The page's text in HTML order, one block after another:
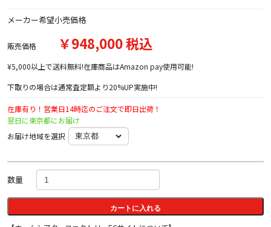
メーカー希望小売価格
販売価格 ￥948,000 税込
¥5,000以上で送料無料!在庫商品はAmazon pay使用可能!
下取りの場合は通常査定額より20%UP実施中!
在庫有り！営業日14時迄のご注文で即日出荷！
翌日に東京都にお届け
お届け地域を選択
数量
カートに入れる